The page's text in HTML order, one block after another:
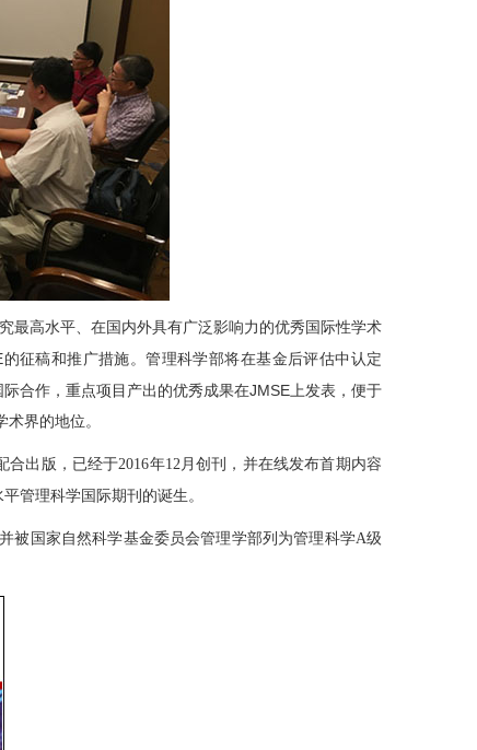
最高水平、在国内外具有广泛影响力的优秀国际性学术
的征稿和推广措施。管理科学部将在基金后评估中认定
合作，重点项目产出的优秀成果在JMSE上发表，便于
界的地位。
出版，已经于2016年12月创刊，并在线发布首期内容
管理科学国际期刊的诞生。
被国家自然科学基金委员会管理学部列为管理科学A级